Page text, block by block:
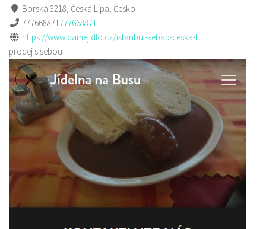
Borská 3218, Česká Lípa, Česko
777668871777668871
https://www.damejidlo.cz/istanbul-kebab-ceska-l...
prodej s sebou